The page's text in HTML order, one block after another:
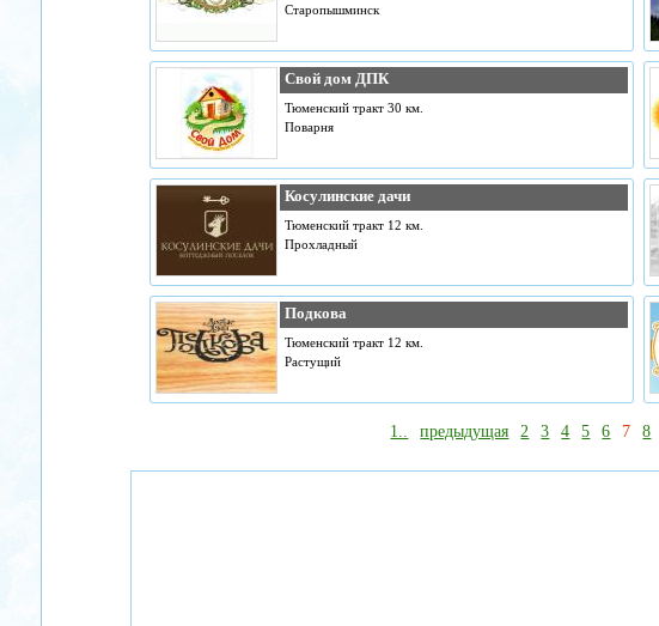
Старопышминск
Свой дом ДПК
Тюменский тракт 30 км.
Поварня
Косулинские дачи
Тюменский тракт 12 км.
Прохладный
Подкова
Тюменский тракт 12 км.
Растущий
1.. предыдущая 2 3 4 5 6 7 8